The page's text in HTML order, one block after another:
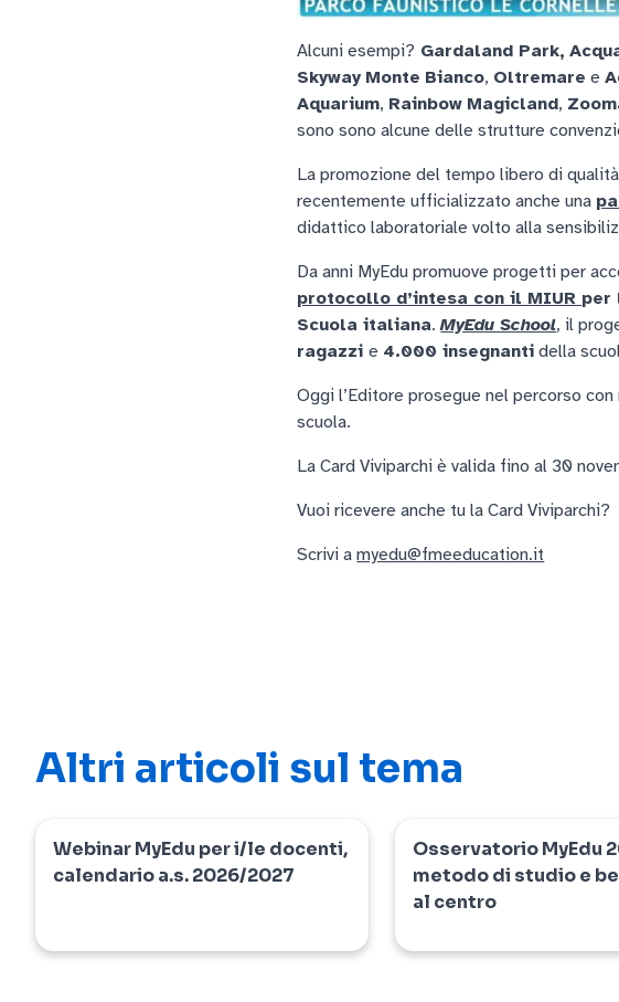
Alcuni esempi? Gardaland Park,
Skyway Monte Bianco, Oltremare e
Aquarium, Rainbow Magicland,
sono sono alcune delle strutture
La promozione del tempo libero di
recentemente ufficializzato anche una
didattico laboratoriale volto alla
Da anni MyEdu promuove progetti per
protocollo d’intesa con il MIUR per
Scuola italiana.MyEdu School, il
ragazzie 4.000 insegnanti della
Oggi l’Editore prosegue nel percorso
scuola.
La Card Viviparchi è valida fino al 30
Vuoi ricevere anche tu la Card Viviparchi?
Scrivi amyedu@fmeeducation.it
Altri articoli sul tema
myedu
Webinar MyEdu per i/le docenti,
calendario a.s. 2026/2027
myedu
Osservatorio MyEdu
metodo di studio e
al centro